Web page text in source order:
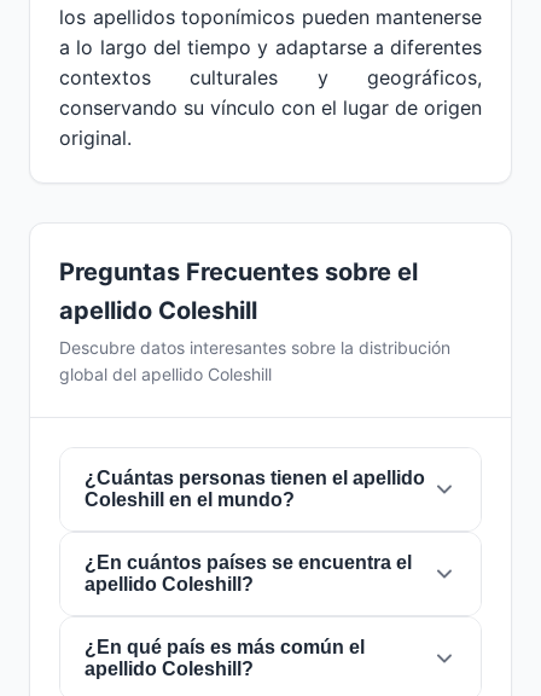
los apellidos toponímicos pueden mantenerse
a lo largo del tiempo y adaptarse a diferentes
contextos culturales y geográficos,
conservando su vínculo con el lugar de origen
original.
Preguntas Frecuentes sobre el
apellido Coleshill
Descubre datos interesantes sobre la distribución
global del apellido Coleshill
¿Cuántas personas tienen el apellido
Coleshill en el mundo?
Actualmente hay aproximadamente393
personascon el apellido
mundo. Esto significa que aproximadamente 1
de cada20,356,234 personasen el mundo
lleva este apellido. Se encuentra presente en
¿En cuántos países se encuentra el
apellido Coleshill?
El apellidoColeshillestá presente en
paísesde todo el mundo. Esto lo clasifica
¿En qué país es más común el
apellido Coleshill?